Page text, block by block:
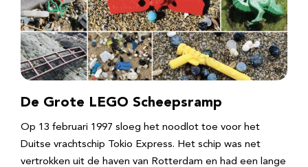
De Grote LEGO Scheepsramp
Op 13 februari 1997 sloeg het noodlot toe voor het
Duitse vrachtschip Tokio Express. Het schip was net
vertrokken uit de haven van Rotterdam en had een lange